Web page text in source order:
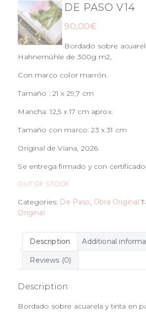
DE PASO V14
90,00€
Bordado sobre
Hahnemühle de 300g m2,
Con marco color marrón.
Tamaño : 21 x 29,7 cm
Mancha: 12,5 x 17 cm aprox.
Tamaño con marco: 23 x 31 cm
Original de Viana, 2026.
Se entrega firmado y con
OUT OF STOCK
Categories: De Paso Obra Original
Original
Description Additional
Reviews (0)
Description
Bordado sobre acuarela y tinta en